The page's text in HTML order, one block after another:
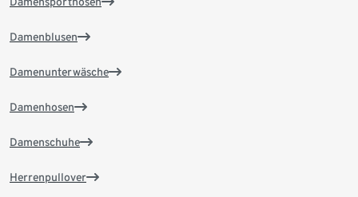
Damenblusen
Damenunterwäsche
Damenhosen
Damenschuhe
Herrenpullover